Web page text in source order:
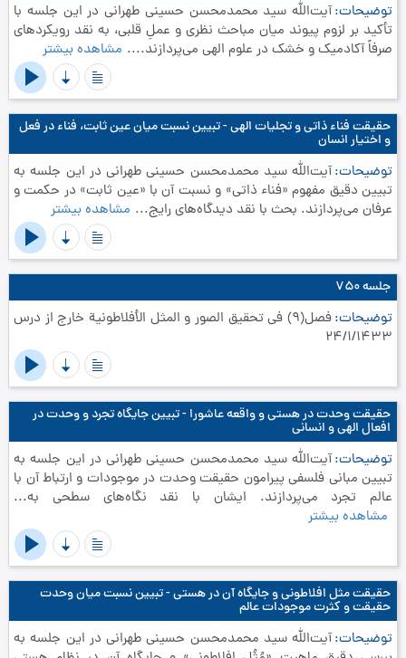
توضیحات آیت‌الله سید محمدمحسن حسینی طهرانی در این جلسه با
تأکید بر لزوم پیوند میان مباحث نظری و عملِ قلبی، به نقد رویکردهای
صرفاً آکادمیک و خشک در علوم الهی می‌پردازند.... مشاهده بیشتر
حقیقت فناء ذاتی و تجلیات الهی - تبیین نسبت میان عین ثابت، فناء در فعل
و اختیار انسان
توضیحات آیت‌الله سید محمدمحسن حسینی طهرانی در این جلسه به
تبیین دقیق مفهوم «فناء ذاتی» و نسبت آن با «عین ثابت» در حکمت و
عرفان می‌پردازند. بحث با نقد دیدگاه‌های رایج... مشاهده بیشتر
جلسه ۷۵۰
توضیحات
فصل(9) في تحقيق الصور و المثل الأفلاطونية خارج از درس
24/1/1433
حقیقت وحدت در هستی و واقعه عاشورا - تبیین جایگاه تجرد و وحدت در
افعال الهی و انسانی
توضیحات آیت‌الله سید محمدمحسن حسینی طهرانی در این جلسه به
تبیین مبانی فلسفی پیرامون حقیقت وحدت در موجودات و ارتباط آن با
عالم تجرد می‌پردازند. ایشان با نقد نگاه‌های سطحی به...
مشاهده بیشتر
حقیقت مثل افلاطونی و جایگاه آن در هستی - تبیین نسبت میان وحدت
حقیقت و کثرت موجودات عالم
توضیحات آیت‌الله سید محمدمحسن حسینی طهرانی در این جلسه به